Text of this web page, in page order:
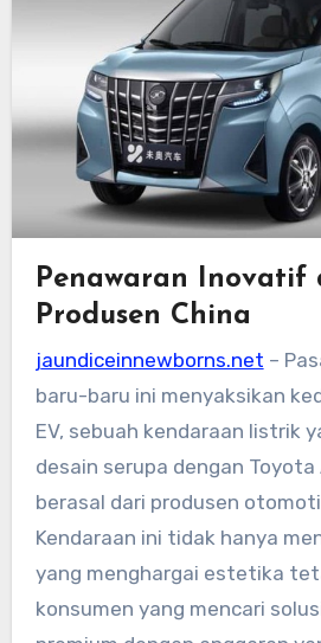
Penawaran Inovatif
Produsen China
jaundiceinnewborns.net –
baru-baru ini menyaksikan
EV, sebuah kendaraan listrik
desain serupa dengan Toyota
berasal dari produsen
Kendaraan ini tidak hanya
yang menghargai estetika
konsumen yang mencari